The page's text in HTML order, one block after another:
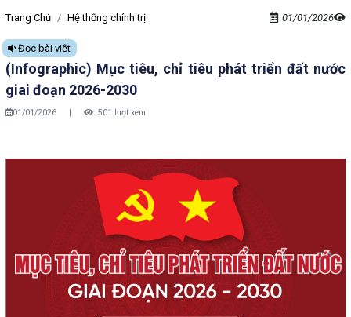
Trang Chủ Hệ thống chính trị 01/01/2026
Đọc bài viết
(Infographic) Mục tiêu, chỉ tiêu phát triển đất nước
giai đoạn 2026-2030
01/01/2026 | 501 lượt xem